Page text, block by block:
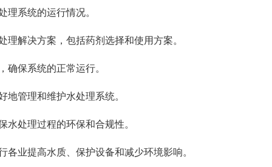
理系统的运行情况。
解决方案，包括药剂选择和使用方案。
确保系统的正常运行。
管理和维护水处理系统。
处理过程的环保和合规性。
业提高水质、保护设备和减少环境影响。